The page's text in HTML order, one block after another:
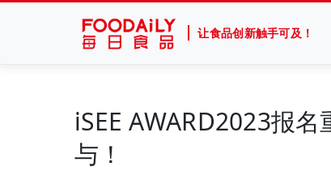
让食品创新触手可及！
iSEE AWARD2023报
与！